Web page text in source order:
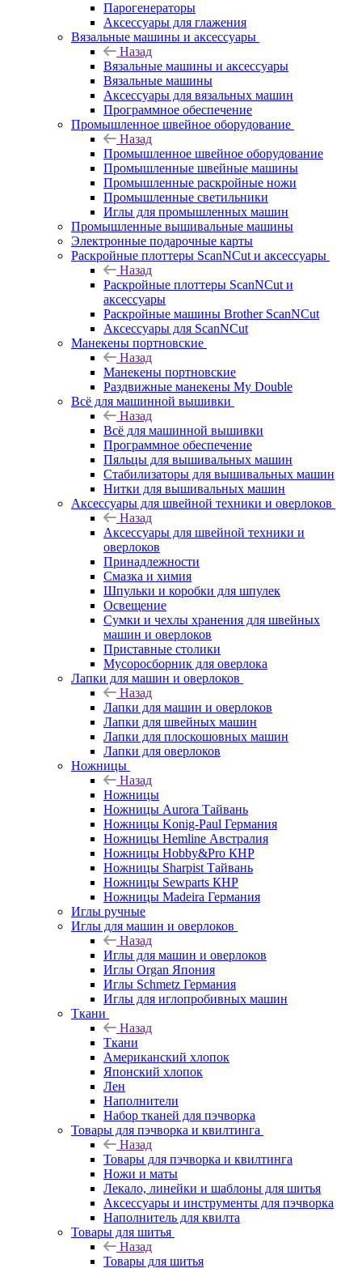
Парогенераторы
Аксессуары для глажения
Вязальные машины и аксессуары
Назад
Вязальные машины и аксессуары
Вязальные машины
Аксессуары для вязальных машин
Программное обеспечение
Промышленное швейное оборудование
Назад
Промышленное швейное оборудование
Промышленные швейные машины
Промышленные раскройные ножи
Промышленные светильники
Иглы для промышленных машин
Промышленные вышивальные машины
Электронные подарочные карты
Раскройные плоттеры ScanNCut и аксессуары
Назад
Раскройные плоттеры ScanNCut и
аксессуары
Раскройные машины Brother ScanNCut
Аксессуары для ScanNCut
Манекены портновские
Назад
Манекены портновские
Раздвижные манекены My Double
Всё для машинной вышивки
Назад
Всё для машинной вышивки
Программное обеспечение
Пяльцы для вышивальных машин
Стабилизаторы для вышивальных машин
Нитки для вышивальных машин
Аксессуары для швейной техники и оверлоков
Назад
Аксессуары для швейной техники и
оверлоков
Принадлежности
Смазка и химия
Шпульки и коробки для шпулек
Освещение
Сумки и чехлы хранения для швейных
машин и оверлоков
Приставные столики
Мусоросборник для оверлока
Лапки для машин и оверлоков
Назад
Лапки для машин и оверлоков
Лапки для швейных машин
Лапки для плоскошовных машин
Лапки для оверлоков
Ножницы
Назад
Ножницы
Ножницы Aurora Тайвань
Ножницы Konig-Paul Германия
Ножницы Hemline Австралия
Ножницы Hobby&Pro КНР
Ножницы Sharpist Тайвань
Ножницы Sewparts КНР
Ножницы Madeira Германия
Иглы ручные
Иглы для машин и оверлоков
Назад
Иглы для машин и оверлоков
Иглы Organ Япония
Иглы Schmetz Германия
Иглы для иглопробивных машин
Ткани
Назад
Ткани
Американский хлопок
Японский хлопок
Лен
Наполнители
Набор тканей для пэчворка
Товары для пэчворка и квилтинга
Назад
Товары для пэчворка и квилтинга
Ножи и маты
Лекало, линейки и шаблоны для шитья
Аксессуары и инструменты для пэчворка
Наполнитель для квилта
Товары для шитья
Назад
Товары для шитья